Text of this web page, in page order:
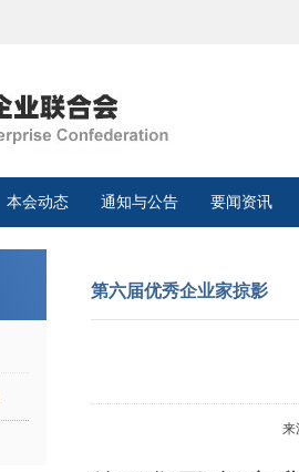
本会动态 通知与公告 要闻资讯
第六届优秀企业家掠影
来